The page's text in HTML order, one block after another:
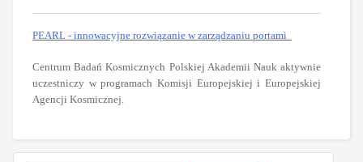
PEARL - innowacyjne rozwiązanie w zarządzaniu portami
Centrum Badań Kosmicznych Polskiej Akademii Nauk aktywnie
uczestniczy w programach Komisji Europejskiej i Europejskiej
Agencji Kosmicznej.
software